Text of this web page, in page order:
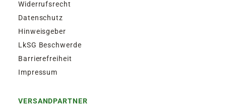
Widerrufsrecht
Datenschutz
Hinweisgeber
LkSG Beschwerde
Barrierefreiheit
Impressum
VERSANDPARTNER